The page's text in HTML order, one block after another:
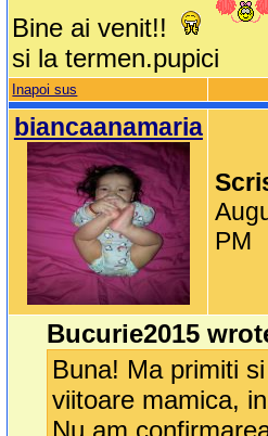
Bine ai venit!!
si la termen.pupici
Inapoi sus
biancaanamaria
PM
Bucurie2015
Buna! Ma primiti
viitoare mamica,